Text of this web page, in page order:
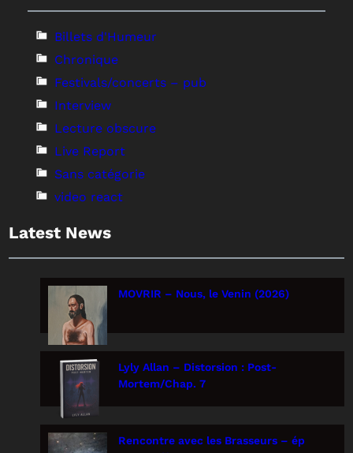
Billets d'Humeur
Chronique
Festivals/concerts – pub
Interview
Lecture obscure
Live Report
Sans catégorie
video react
Latest News
MOVRIR – Nous, le Venin (2026)
Lyly Allan – Distorsion : Post-
Mortem/Chap. 7
Rencontre avec les Brasseurs – ép